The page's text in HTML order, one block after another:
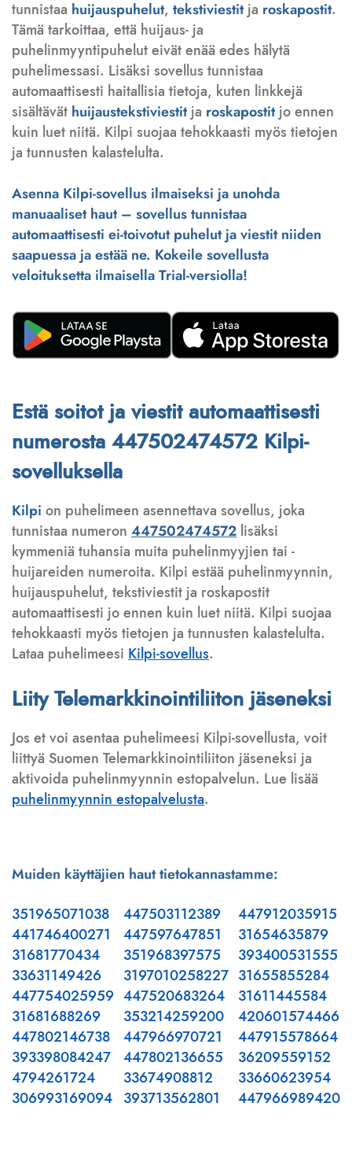
tunnistaa huijauspuhelut, tekstiviestitja roskapostit.
Tämä tarkoittaa, että huijaus- ja
puhelinmyyntipuhelut eivät enää edes hälytä
puhelimessasi. Lisäksi sovellus tunnistaa
automaattisesti haitallisia tietoja, kuten linkkejä
sisältävät huijaustekstiviestitja roskapostitjo ennen
kuin luet niitä. Kilpi suojaa tehokkaasti myös tietojen
ja tunnusten kalastelulta.
Asenna Kilpi-sovellus ilmaiseksi ja unohda
manuaaliset haut – sovellus tunnistaa
automaattisesti ei-toivotut puhelut ja viestit niiden
saapuessa ja estää ne. Kokeile sovellusta
veloituksetta ilmaisella Trial-versiolla!
Estä soitot ja viestit automaattisesti
numerosta 447502474572 Kilpi-
sovelluksella
Kilpi on puhelimeen asennettava sovellus, joka
tunnistaa numeron 447502474572 lisäksi
kymmeniä tuhansia muita puhelinmyyjien tai -
huijareiden numeroita. Kilpi estää puhelinmyynnin,
huijauspuhelut, tekstiviestit ja roskapostit
automaattisesti jo ennen kuin luet niitä. Kilpi suojaa
tehokkaasti myös tietojen ja tunnusten kalastelulta.
Lataa puhelimeesi Kilpi-sovellus.
Liity Telemarkkinointiliiton jäseneksi
Jos et voi asentaa puhelimeesi Kilpi-sovellusta, voit
liittyä Suomen Telemarkkinointiliiton jäseneksi ja
aktivoida puhelinmyynnin estopalvelun. Lue lisää
puhelinmyynnin estopalvelusta.
Muiden käyttäjien haut tietokannastamme:
351965071038
441746400271
31681770434
33631149426
447754025959
31681688269
447802146738
393398084247
4794261724
306993169094
447503112389
447597647851
351968397575
3197010258227
447520683264
353214259200
447966970721
447802136655
33674908812
393713562801
447912035915
31654635879
393400531555
31655855284
31611445584
420601574466
447915578664
36209559152
33660623954
447966989420